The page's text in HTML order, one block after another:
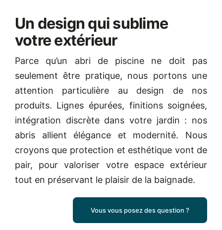
Un design qui sublime
votre extérieur
Parce qu’un abri de piscine ne doit pas
seulement être pratique, nous portons une
attention particulière au design de nos
produits. Lignes épurées, finitions soignées,
intégration discrète dans votre jardin : nos
abris allient élégance et modernité. Nous
croyons que protection et esthétique vont de
pair, pour valoriser votre espace extérieur
tout en préservant le plaisir de la baignade.
Vous vous posez des question ?